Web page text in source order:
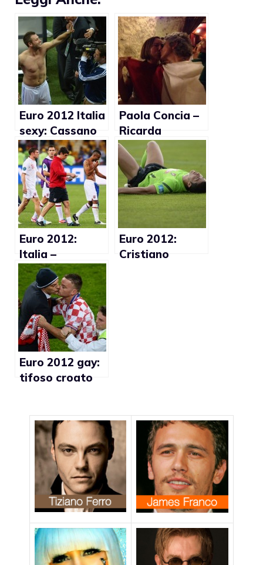
Euro 2012 Italia
sexy: Cassano
in mutande,
Balotelli e
Balzaretti nudi
(foto)
Paola Concia –
Ricarda
Trautmann:
Italia –
Germania
(foto)
Euro 2012:
Italia –
Inghilterra a
nudo (foto)
Euro 2012:
Cristiano
Euro 2012 gay:
tifoso croato
Slaven Bilic